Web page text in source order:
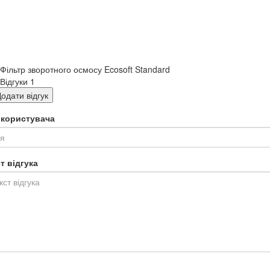
Фільтр зворотного осмосу Ecosoft Standard
Відгуки 1
відгук
відгука